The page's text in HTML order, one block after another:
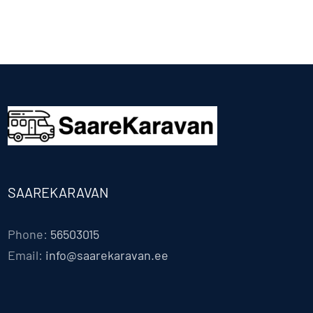
SAAREKARAVAN
Phone: 56503015
Email: info@saarekaravan.ee